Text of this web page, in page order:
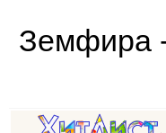
Земфира